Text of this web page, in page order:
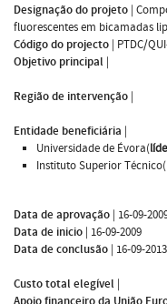
Designação do projeto |
fluorescentes em bicamadas
Código do projecto | PTDC/
Objetivo principal |
Região de intervenção |
Entidade beneficiária |
Universidade de Évora(
Instituto Superior Técnico(
Data de aprovação | 16-09-
Data de inicio | 16-09-2009
Data de conclusão | 16-09-2013
Custo total elegível |